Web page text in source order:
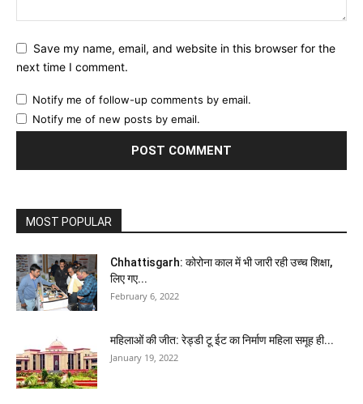
Save my name, email, and website in this browser for the
next time I comment.
Notify me of follow-up comments by email.
Notify me of new posts by email.
MOST POPULAR
Chhattisgarh: कोरोना काल में भी जारी रही उच्च शिक्षा,
लिए गए...
February 6, 2022
महिलाओं की जीत: रेड्डी टू ईट का निर्माण महिला समूह ही...
January 19, 2022